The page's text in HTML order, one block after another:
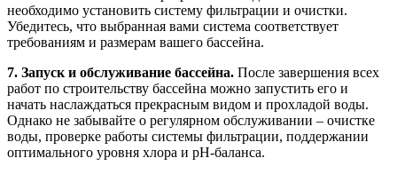
необходимо установить систему фильтрации и очистки.
Убедитесь, что выбранная вами система соответствует
требованиям и размерам вашего бассейна.
7. Запуск и обслуживание бассейна. После завершения всех
работ по строительству бассейна можно запустить его и
начать наслаждаться прекрасным видом и прохладой воды.
Однако не забывайте о регулярном обслуживании – очистке
воды, проверке работы системы фильтрации, поддержании
оптимального уровня хлора и pH-баланса.